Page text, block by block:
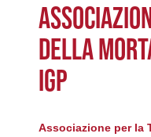
DELLA
IGP
Associazione per la